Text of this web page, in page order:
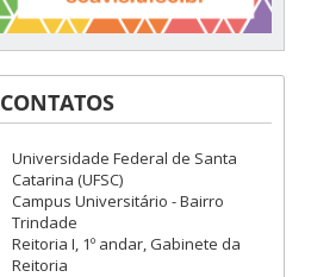
CONTATOS
Universidade Federal de Santa
Catarina (UFSC)
Campus Universitário - Bairro
Trindade
Reitoria I, 1º andar, Gabinete da
Reitoria